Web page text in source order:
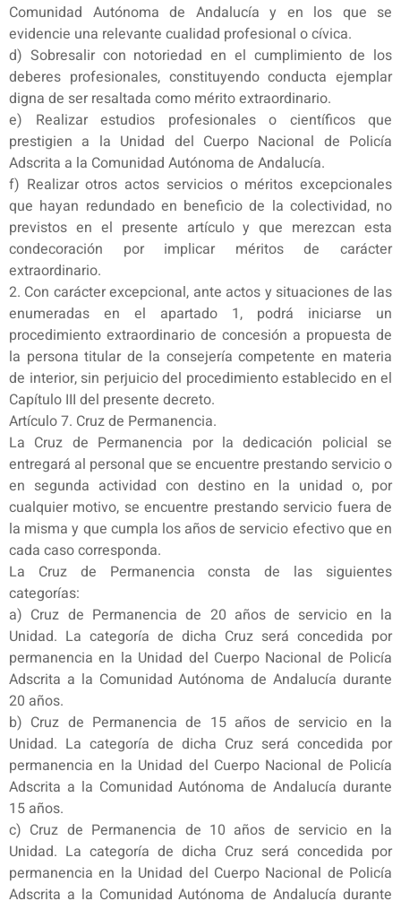
Comunidad Autónoma de Andalucía y en los que se
evidencie una relevante cualidad profesional o cívica.
d) Sobresalir con notoriedad en el cumplimiento de los
deberes profesionales, constituyendo conducta ejemplar
digna de ser resaltada como mérito extraordinario.
e) Realizar estudios profesionales o científicos que
prestigien a la Unidad del Cuerpo Nacional de Policía
Adscrita a la Comunidad Autónoma de Andalucía.
f) Realizar otros actos servicios o méritos excepcionales
que hayan redundado en beneficio de la colectividad, no
previstos en el presente artículo y que merezcan esta
condecoración por implicar méritos de carácter
extraordinario.
2. Con carácter excepcional, ante actos y situaciones de las
enumeradas en el apartado 1, podrá iniciarse un
procedimiento extraordinario de concesión a propuesta de
la persona titular de la consejería competente en materia
de interior, sin perjuicio del procedimiento establecido en el
Capítulo III del presente decreto.
Artículo 7. Cruz de Permanencia.
La Cruz de Permanencia por la dedicación policial se
entregará al personal que se encuentre prestando servicio o
en segunda actividad con destino en la unidad o, por
cualquier motivo, se encuentre prestando servicio fuera de
la misma y que cumpla los años de servicio efectivo que en
cada caso corresponda.
La Cruz de Permanencia consta de las siguientes
categorías:
a) Cruz de Permanencia de 20 años de servicio en la
Unidad. La categoría de dicha Cruz será concedida por
permanencia en la Unidad del Cuerpo Nacional de Policía
Adscrita a la Comunidad Autónoma de Andalucía durante
20 años.
b) Cruz de Permanencia de 15 años de servicio en la
Unidad. La categoría de dicha Cruz será concedida por
permanencia en la Unidad del Cuerpo Nacional de Policía
Adscrita a la Comunidad Autónoma de Andalucía durante
15 años.
c) Cruz de Permanencia de 10 años de servicio en la
Unidad. La categoría de dicha Cruz será concedida por
permanencia en la Unidad del Cuerpo Nacional de Policía
Adscrita a la Comunidad Autónoma de Andalucía durante